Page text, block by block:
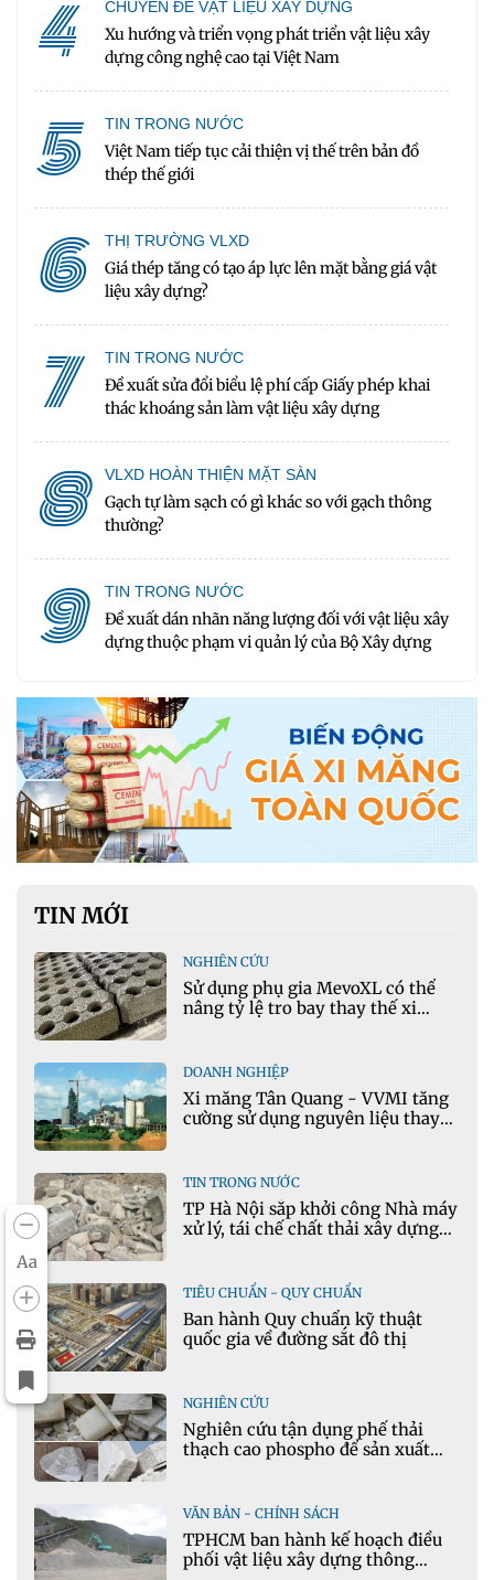
Aa
4 CHUYÊN ĐỀ VẬT LIỆU XÂY DỰNG
Xu hướng và triển vọng phát triển vật liệu xây
dựng công nghệ cao tại Việt Nam
5 TIN TRONG NƯỚC
Việt Nam tiếp tục cải thiện vị thế trên bản đồ
thép thế giới
6 THỊ TRƯỜNG VLXD
Giá thép tăng có tạo áp lực lên mặt bằng giá vật
liệu xây dựng?
7 TIN TRONG NƯỚC
Đề xuất sửa đổi biểu lệ phí cấp Giấy phép khai
thác khoáng sản làm vật liệu xây dựng
8 VLXD HOÀN THIỆN MẶT SÀN
Gạch tự làm sạch có gì khác so với gạch thông
thường?
9 TIN TRONG NƯỚC
Đề xuất dán nhãn năng lượng đối với vật liệu xây
dựng thuộc phạm vi quản lý của Bộ Xây dựng
TIN MỚI
NGHIÊN CỨU
Sử dụng phụ gia MevoXL có thể
nâng tỷ lệ tro bay thay thế xi
DOANH NGHIỆP
Xi măng Tân Quang - VVMI tăng
cường sử dụng nguyên liệu thay
TIN TRONG NƯỚC
TP Hà Nội sắp khởi công Nhà máy
xử lý, tái chế chất thải xây dựng
TIÊU CHUẨN - QUY CHUẨN
Ban hành Quy chuẩn kỹ thuật
quốc gia về đường sắt đô thị
NGHIÊN CỨU
Nghiên cứu tận dụng phế thải
thạch cao phospho để sản xuất
VĂN BẢN - CHÍNH SÁCH
TPHCM ban hành kế hoạch điều
phối vật liệu xây dựng thông